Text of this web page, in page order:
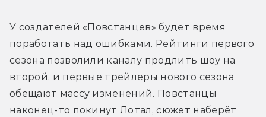
У создателей «Повстанцев» будет время
поработать над ошибками. Рейтинги первого
сезона позволили каналу продлить шоу на
второй, и первые трейлеры нового сезона
обещают массу изменений. Повстанцы
наконец-то покинут Лотал, сюжет наберёт